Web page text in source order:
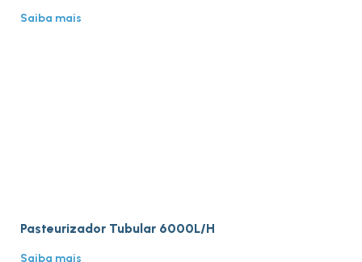
Saiba mais
Pasteurizador Tubular 6000L/H
Saiba mais